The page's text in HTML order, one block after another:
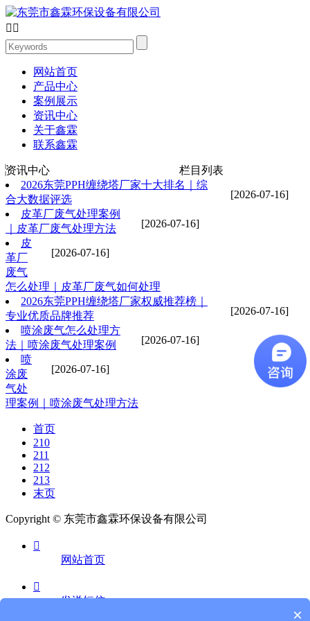
 
网站首页
产品中心
案例展示
资讯中心
关于鑫霖
联系鑫霖
资讯中心 栏目列表
[2026-07-16]
2026东莞PPH缠绕塔厂家十大排名｜综
合大数据评选
[2026-07-16]
皮革厂废气处理案例
｜皮革厂废气处理方法
[2026-07-16]
皮
革厂
废气
怎么处理｜皮革厂废气如何处理
[2026-07-16]
2026东莞PPH缠绕塔厂家权威推荐榜｜
专业优质品牌推荐
[2026-07-16]
喷涂废气怎么处理方
法｜喷涂废气处理案例
[2026-07-16]
喷
涂废
气处
理案例｜喷涂废气处理方法
首页
210
211
212
213
末页
Copyright © 东莞市鑫霖环保设备有限公司

网站首页

发送短信
×